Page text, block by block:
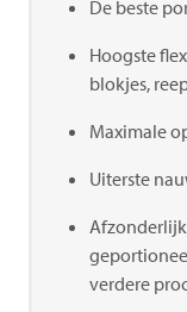
De beste
Hoogste
blokjes,
Maximale
Uiterste
verdere